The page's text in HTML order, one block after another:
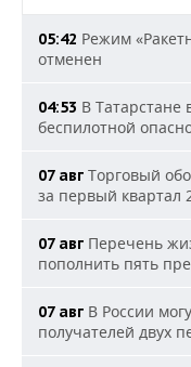
05:42 Режим
отменен
04:53 В
беспилотной
07 авг Торговый
за первый квартал
07 авг Перечень
пополнить пять
07 авг В России
получателей двух